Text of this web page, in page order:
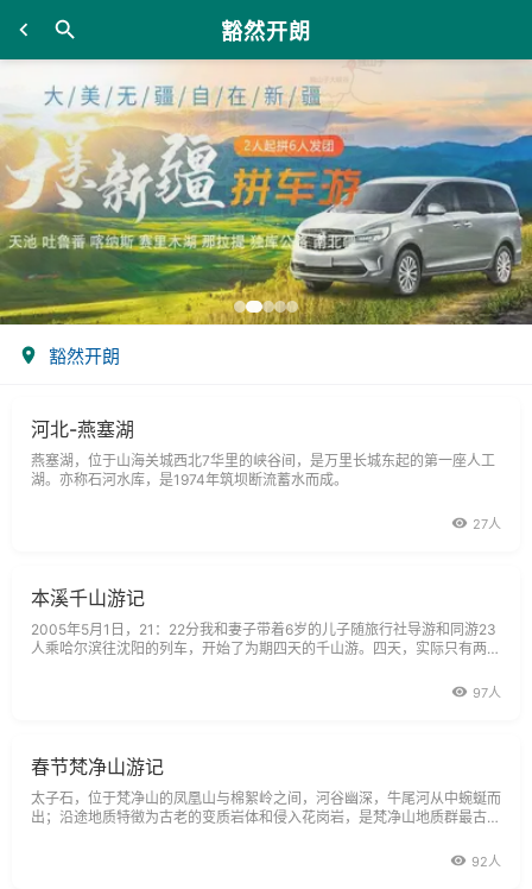
豁然开朗
豁然开朗
河北-燕塞湖
燕塞湖，位于山海关城西北7华里的峡谷间，是万里长城东起的第一座人工
湖。亦称石河水库，是1974年筑坝断流蓄水而成。
27人
本溪千山游记
2005年5月1日，21：22分我和妻子带着6岁的儿子随旅行社导游和同游23
人乘哈尔滨往沈阳的列车，开始了为期四天的千山游。四天，实际只有两
时，是在返哈的旅途。我们三口两张卧铺票，上、下铺各一张。对铺是娘97人
春节梵净山游记
太子石，位于梵净山的凤凰山与棉絮岭之间，河谷幽深，牛尾河从中蜿蜒而
出；沿途地质特徵为古老的变质岩体和侵入花岗岩，是梵净山地质群最古老
处可见,具有典型的地质特徵。河谷两则山林为常绿阔叶林，气温为梵净山92人